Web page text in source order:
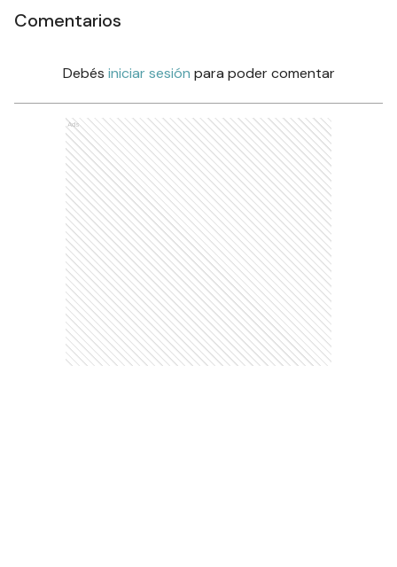
Comentarios
Debés iniciar sesión para poder comentar
Ads